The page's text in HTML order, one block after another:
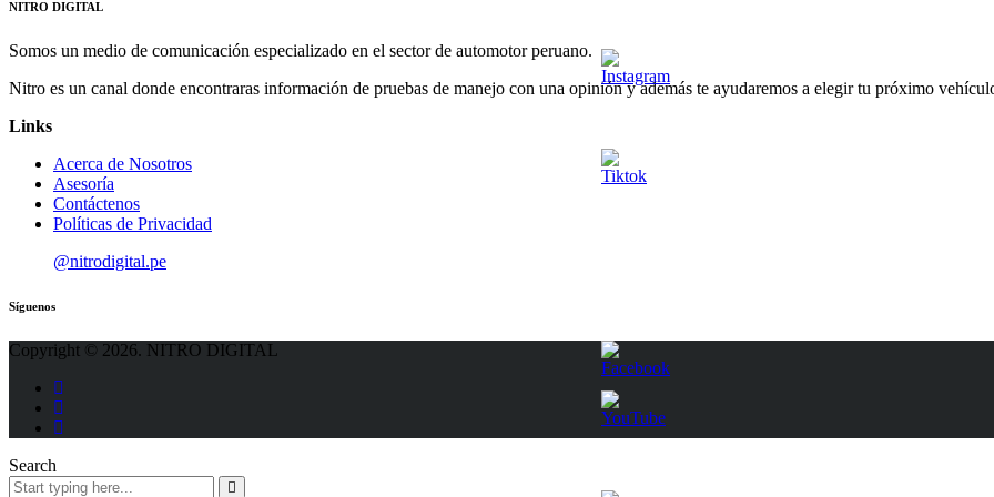
NITRO DIGITAL
Somos un medio de comunicación especializado en el sector de automotor peruano.
Nitro es un canal donde encontraras información de pruebas de manejo con una opinión y además te ayudaremos a elegir tu próximo
Links
Acerca de Nosotros
Asesoría
Contáctenos
Políticas de Privacidad
@nitrodigital.pe
Síguenos
Copyright © 2026. NITRO DIGITAL
Search